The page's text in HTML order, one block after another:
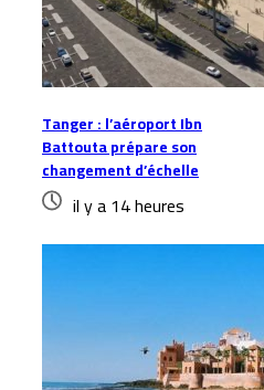
Tanger : l’aéroport Ibn
Battouta prépare son
changement d’échelle
il y a 14 heures